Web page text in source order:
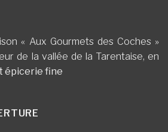
« Aux Gourmets des Coches »
de la vallée de la Tarentaise, en
épicerie fine